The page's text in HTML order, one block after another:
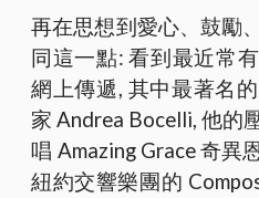
再在思想到愛心、鼓勵
同這一點: 看到最近常
網上傳遞, 其中最著名
家 Andrea Bocelli, 他的
唱 Amazing Grace 奇異
紐約交響樂團的